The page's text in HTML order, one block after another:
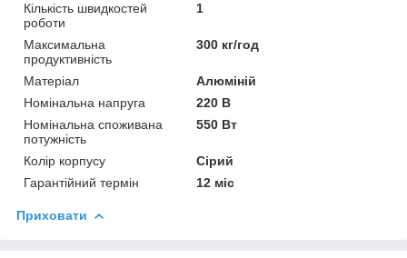
Кількість швидкостей
роботи
1
Максимальна
продуктивність
300 кг/год
Матеріал
Алюміній
Номінальна напруга
220 В
Номінальна споживана
потужність
550 Вт
Колір корпусу
Сірий
Гарантійний термін
12 міс
Приховати